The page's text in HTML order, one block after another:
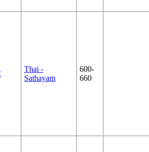
Thai -
Sathayam
600-
660